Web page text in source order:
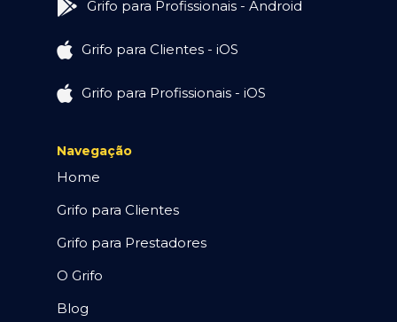
Grifo para Profissionais - Android
Grifo para Clientes - iOS
Grifo para Profissionais - iOS
Navegação
Home
Grifo para Clientes
Grifo para Prestadores
O Grifo
Blog